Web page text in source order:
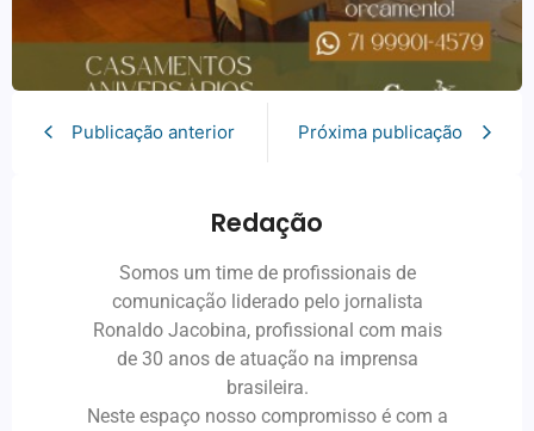
Publicação anterior Próxima publicação
Redação
Somos um time de profissionais de
comunicação liderado pelo jornalista
Ronaldo Jacobina, profissional com mais
de 30 anos de atuação na imprensa
brasileira.
Neste espaço nosso compromisso é com a